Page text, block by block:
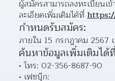
ผู้สมัครสามารถลงทะเบียนเ
ละเอียดเพิ่มเติมได้ที่
กำหนดรับสมัคร:
ภายใน 15 กรกฎาคม 2567
ค้นหาข้อมูลเพิ่มเติมได้
โทร: 02-356-8687-90